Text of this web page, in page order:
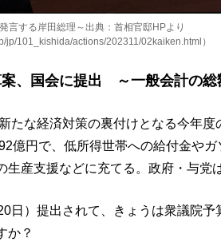
言する岸田総理～出典：首相官邸HPより
jp/101_kishida/actions/202311/02kaiken.html）
、国会に提出 ～一般会計の総
たな経済対策の裏付けとなる今年
億円で、低所得世帯への給付金や
生産支援などに充てる。政府・与党
日）提出されて、きょうは衆議院
か？